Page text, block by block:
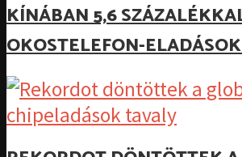
KÍNÁBAN 5,6
OKOSTELEFON-